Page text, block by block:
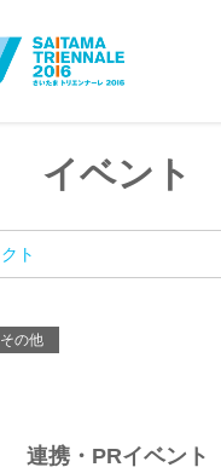
イベント
その他
連携・PRイベント